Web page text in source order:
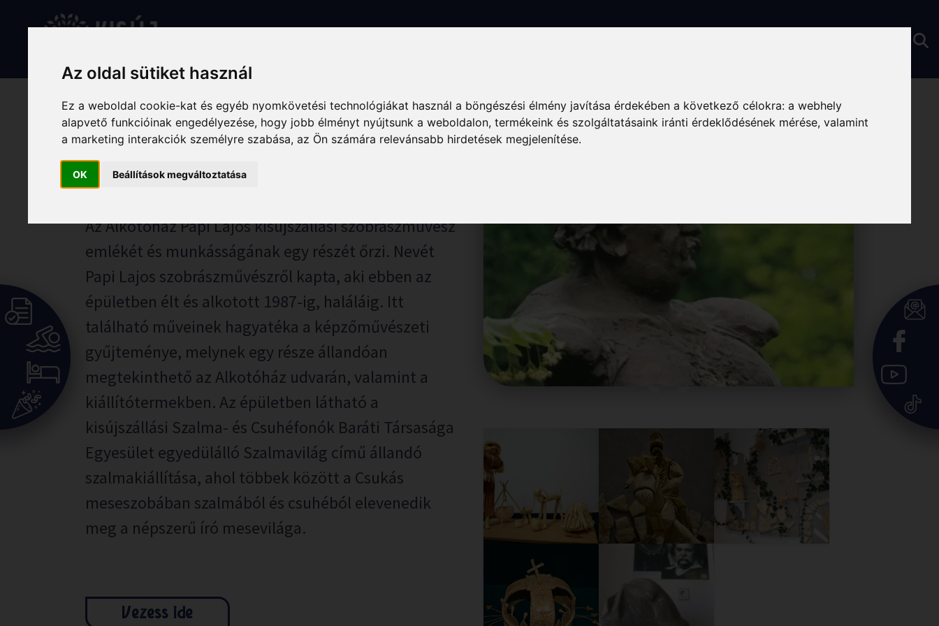
Az oldal sütiket használ
Ez a weboldal cookie-kat és egyéb nyomkövetési technológiákat használ a böngészési élmény javítása érdekében a következő célokra:a webhely
alapvető funkcióinak engedélyezése, hogy jobb élményt nyújtsunk a weboldalon,termékeink és szolgáltatásaink iránti érdeklődésének mérése, valamint
a marketing interakciók személyre szabása,az Ön számára relevánsabb hirdetések megjelenítése.
OK Beállítások megváltoztatása
Papi Lajos Alkotóház
Az Alkotóház Papi Lajos kisújszállási szobrászművész
emlékét és munkásságának egy részét őrzi. Nevét
Papi Lajos szobrászművészről kapta, aki ebben az
épületben élt és alkotott 1987-ig, haláláig. Itt
található műveinek hagyatéka a képzőművészeti
gyűjteménye, melynek egy része állandóan
megtekinthető az Alkotóház udvarán, valamint a
kiállítótermekben. Az épületben látható a
kisújszállási Szalma- és Csuhéfonók Baráti Társasága
Egyesület egyedülálló Szalmavilág című állandó
szalmakiállítása, ahol többek között a Csukás
meseszobában szalmából és csuhéból elevenedik
meg a népszerű író mesevilága.
Vezess ide